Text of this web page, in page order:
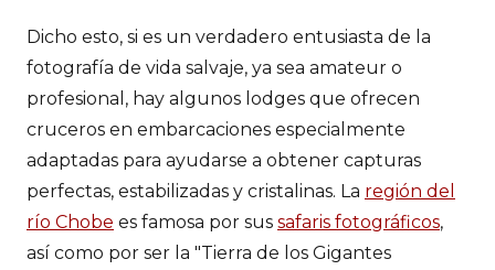
Dicho esto, si es un verdadero entusiasta de la
fotografía de vida salvaje, ya sea amateur o
profesional, hay algunos lodges que ofrecen
cruceros en embarcaciones especialmente
adaptadas para ayudarse a obtener capturas
perfectas, estabilizadas y cristalinas. La región del
río Chobe es famosa por sus safaris fotográficos,
así como por ser la "Tierra de los Gigantes